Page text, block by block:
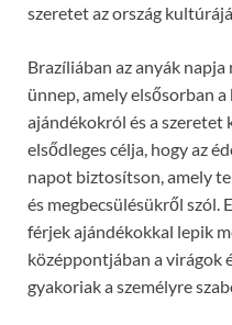
szeretet az ország
Brazíliában az anyák
ünnep, amely elsősorban a
ajándékokról és a szeretet
elsődleges célja, hogy az
napot biztosítson, amely
és megbecsülésükről szól.
férjek ajándékokkal lepik
középpontjában a virágok
gyakoriak a személyre